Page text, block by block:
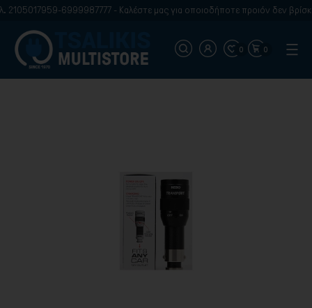
6999987777 - Καλέστε μας για οποιοδήποτε προιόν δεν
0 0